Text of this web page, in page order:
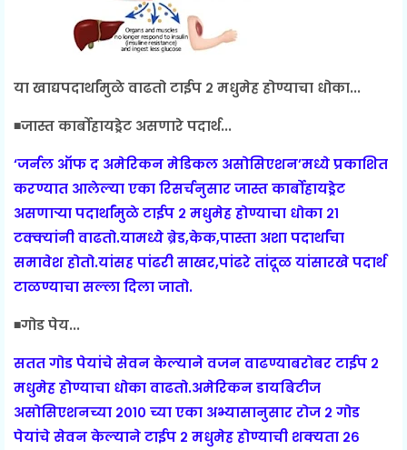
या खाद्यपदार्थांमुळे वाढतो टाईप २ मधुमेह होण्याचा धोका...
◾जास्त कार्बोहायड्रेट असणारे पदार्थ...
‘जर्नल ऑफ द अमेरिकन मेडिकल असोसिएशन’मध्ये प्रकाशित
करण्यात आलेल्या एका रिसर्चनुसार जास्त कार्बोहायड्रेट
असणाऱ्या पदार्थांमुळे टाईप २ मधुमेह होण्याचा धोका २१
टक्क्यांनी वाढतो.यामध्ये ब्रेड,केक,पास्ता अशा पदार्थांचा
समावेश होतो.यांसह पांढरी साखर,पांढरे तांदूळ यांसारखे पदार्थ
टाळण्याचा सल्ला दिला जातो.
◾गोड पेय...
सतत गोड पेयांचे सेवन केल्याने वजन वाढण्याबरोबर टाईप २
मधुमेह होण्याचा धोका वाढतो.अमेरिकन डायबिटीज
असोसिएशनच्या २०१० च्या एका अभ्यासानुसार रोज २ गोड
पेयांचे सेवन केल्याने टाईप २ मधुमेह होण्याची शक्यता २६